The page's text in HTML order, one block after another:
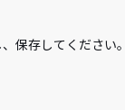
保存してください。